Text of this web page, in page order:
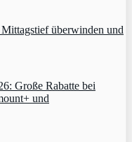
überwinden und
Große Rabatte bei
und